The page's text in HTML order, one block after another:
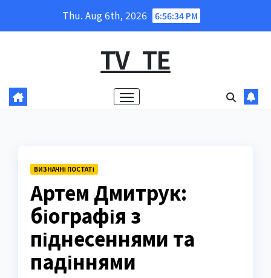
Thu. Aug 6th, 2026 6:56:35 PM
TV_TE
ВИЗНАЧНІ ПОСТАТІ
Артем Дмитрук:
біографія з
піднесеннями та
падіннями